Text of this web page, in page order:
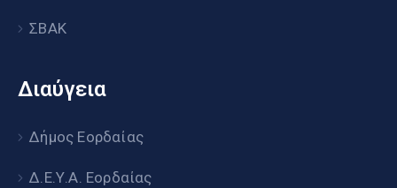
ΣΒΑΚ
Διαύγεια
Δήμος Εορδαίας
Δ.Ε.Υ.Α. Εορδαίας